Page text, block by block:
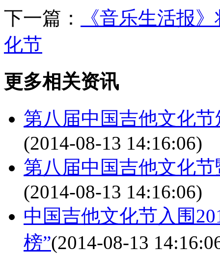
下一篇：
《音乐生活报
化节
更多相关资讯
第八届中国吉他文化
(2014-08-13 14:16:06)
第八届中国吉他文化
(2014-08-13 14:16:06)
中国吉他文化节入围
榜”(2014-08-13